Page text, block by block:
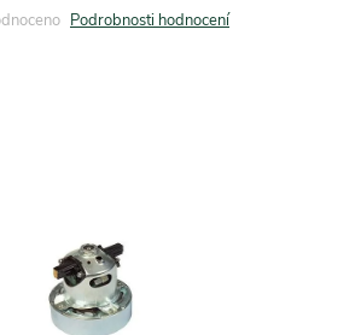
Podrobnosti hodnocení